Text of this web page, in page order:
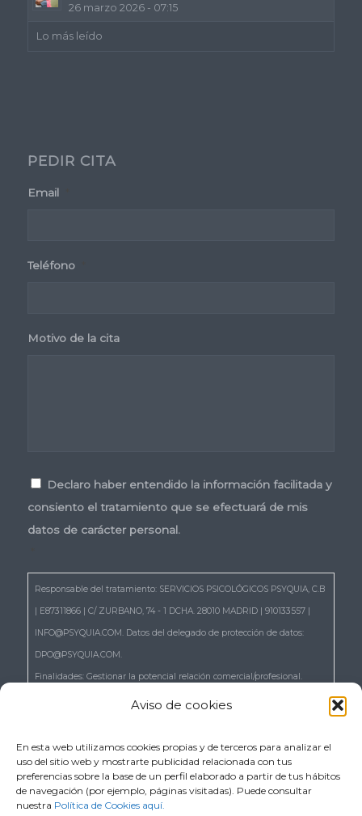
Aviso de cookies
En esta web utilizamos cookies propias y de terceros para analizar el
uso del sitio web y mostrarte publicidad relacionada con tus
preferencias sobre la base de un perfil elaborado a partir de tus hábitos
de navegación (por ejemplo, páginas visitadas). Puede consultar
nuestra Política de Cookies aquí.
26 marzo 2026 - 07:15
Lo más leído
PEDIR CITA
Email
Teléfono
Motivo de la cita
Declaro haber entendido la información facilitada y
consiento el tratamiento que se efectuará de mis
datos de carácter personal.
Responsable del tratamiento: SERVICIOS PSICOLÓGICOS PSYQUIA, C.B
| E87311866 | C/ ZURBANO, 74 - 1 DCHA. 28010 MADRID | 910133557 |
INFO@PSYQUIA.COM. Datos del delegado de protección de datos:
DPO@PSYQUIA.COM.
Finalidades: Gestionar la potencial relación comercial/profesional.
22 del RGPD, de acceso, rectificación, supresión, portabilidad,
únicamente en el tratamiento automatizado de sus datos, cuando